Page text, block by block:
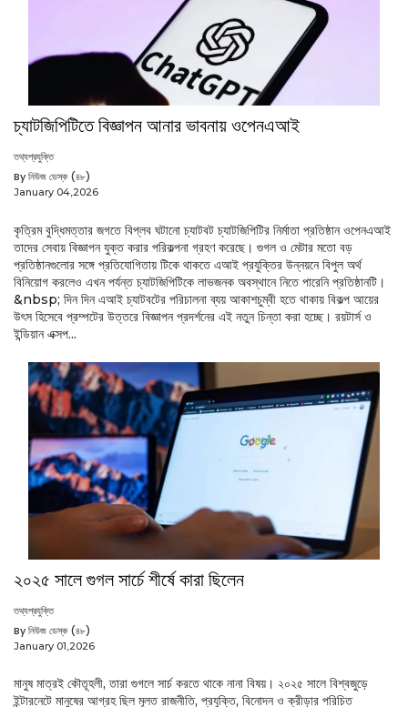
চ্যাটজিপিটিতে বিজ্ঞাপন আনার ভাবনায় ওপেনএআই
তথ্যপ্রযুক্তি
By নিউজ ডেস্ক (৪৮)
January 04,2026
কৃত্রিম বুদ্ধিমত্তার জগতে বিপ্লব ঘটানো চ্যাটবট চ্যাটজিপিটির নির্মাতা প্রতিষ্ঠান ওপেনএআই
তাদের সেবায় বিজ্ঞাপন যুক্ত করার পরিকল্পনা গ্রহণ করেছে। গুগল ও মেটার মতো বড়
প্রতিষ্ঠানগুলোর সঙ্গে প্রতিযোগিতায় টিকে থাকতে এআই প্রযুক্তির উন্নয়নে বিপুল অর্থ
বিনিয়োগ করলেও এখন পর্যন্ত চ্যাটজিপিটিকে লাভজনক অবস্থানে নিতে পারেনি প্রতিষ্ঠানটি।
&nbsp; দিন দিন এআই চ্যাটবটের পরিচালনা ব্যয় আকাশচুম্বী হতে থাকায় বিকল্প আয়ের
উৎস হিসেবে প্রম্পটের উত্তরে বিজ্ঞাপন প্রদর্শনের এই নতুন চিন্তা করা হচ্ছে। রয়টার্স ও
ইন্ডিয়ান এক্সপ...
২০২৫ সালে গুগল সার্চে শীর্ষে কারা ছিলেন
তথ্যপ্রযুক্তি
By নিউজ ডেস্ক (৪৮)
January 01,2026
মানুষ মাত্রই কৌতূহলী, তারা গুগলে সার্চ করতে থাকে নানা বিষয়। ২০২৫ সালে বিশ্বজুড়ে
ইন্টারনেটে মানুষের আগ্রহ ছিল মূলত রাজনীতি, প্রযুক্তি, বিনোদন ও ক্রীড়ার পরিচিত